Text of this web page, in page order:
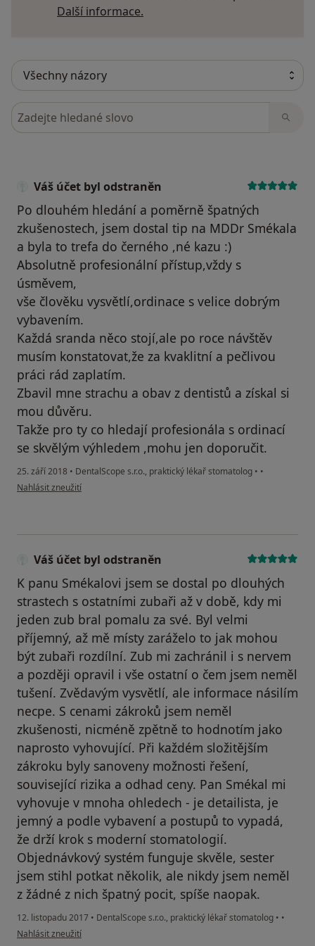
Další informace.
Hledejte v názorech
Váš účet byl odstraněn
Po dlouhém hledání a poměrně špatných
zkušenostech, jsem dostal tip na MDDr Smékala
a byla to trefa do černého ,né kazu :)
Absolutně profesionální přístup,vždy s
úsměvem,
vše člověku vysvětlí,ordinace s velice dobrým
vybavením.
Každá sranda něco stojí,ale po roce návštěv
musím konstatovat,že za kvaklitní a pečlivou
práci rád zaplatím.
Zbavil mne strachu a obav z dentistů a získal si
mou důvěru.
Takže pro ty co hledají profesionála s ordinací
se skvělým výhledem ,mohu jen doporučit.
25. září 2018 • DentalScope s.r.o., praktický lékař stomatolog • •
podle názoru uživatele Váš účet byl odstraněn
Nahlásit zneužití
Váš účet byl odstraněn
K panu Smékalovi jsem se dostal po dlouhých
strastech s ostatními zubaři až v době, kdy mi
jeden zub bral pomalu za své. Byl velmi
příjemný, až mě místy zaráželo to jak mohou
být zubaři rozdílní. Zub mi zachránil i s nervem
a později opravil i vše ostatní o čem jsem neměl
tušení. Zvědavým vysvětlí, ale informace násilím
necpe. S cenami zákroků jsem neměl
zkušenosti, nicméně zpětně to hodnotím jako
naprosto vyhovující. Při každém složitějším
zákroku byly sanoveny možnosti řešení,
související rizika a odhad ceny. Pan Smékal mi
vyhovuje v mnoha ohledech - je detailista, je
jemný a podle vybavení a postupů to vypadá,
že drží krok s moderní stomatologií.
Objednávkový systém funguje skvěle, sester
jsem stihl potkat několik, ale nikdy jsem neměl
z žádné z nich špatný pocit, spíše naopak.
12. listopadu 2017 • DentalScope s.r.o., praktický lékař stomatolog • •
podle názoru uživatele Váš účet byl odstraněn
Nahlásit zneužití